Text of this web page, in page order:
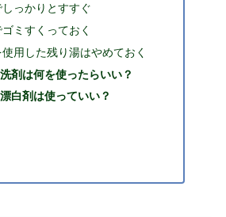
っかりとすすぐ
ミすくっておく
使用した残り湯はやめておく
剤は何を使ったらいい？
白剤は使っていい？